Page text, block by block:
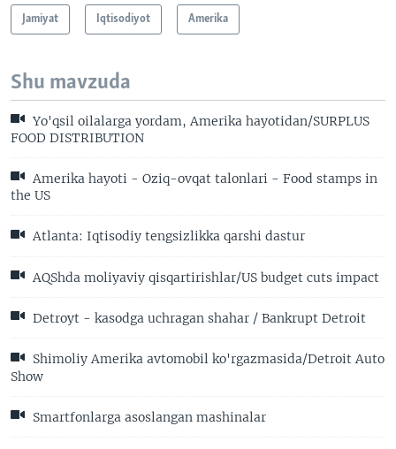
Jamiyat Iqtisodiyot Amerika
Shu mavzuda
Yo'qsil oilalarga yordam, Amerika hayotidan/SURPLUS
FOOD DISTRIBUTION
Amerika hayoti - Oziq-ovqat talonlari - Food stamps in
the US
Atlanta: Iqtisodiy tengsizlikka qarshi dastur
AQShda moliyaviy qisqartirishlar/US budget cuts impact
Detroyt - kasodga uchragan shahar / Bankrupt Detroit
Shimoliy Amerika avtomobil ko'rgazmasida/Detroit Auto
Show
Smartfonlarga asoslangan mashinalar